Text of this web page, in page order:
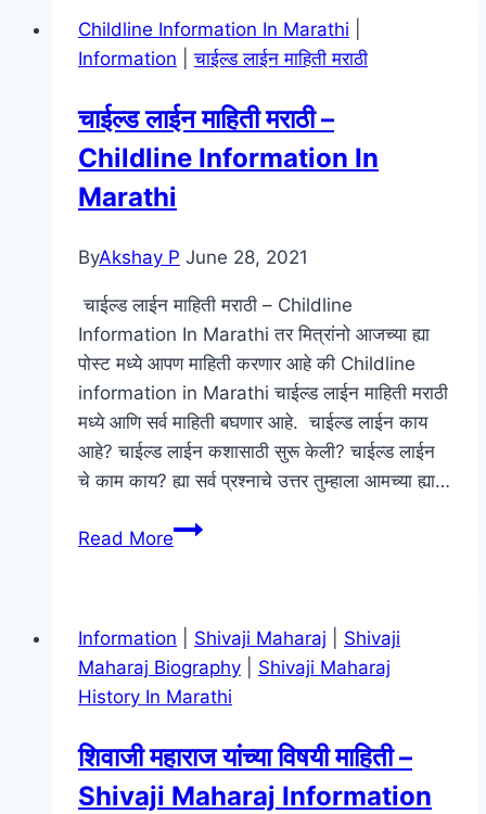
–
Tiger
In
Marathi
Childline Information In Marathi
Information |चाईल्ड लाईन माहिती मराठी
चाईल्ड लाईन माहिती मराठी –
Childline Information In
Marathi
ByAkshay P June 28, 2021
चाईल्ड लाईन माहिती मराठी – Childline
Information In Marathi तर मित्रांनो आजच्या ह्या
पोस्ट मध्ये आपण माहिती करणार आहे की Childline
information in Marathi चाईल्ड लाईन माहिती मराठी
मध्ये आणि सर्व माहिती बघणार आहे. चाईल्ड लाईन काय
आहे? चाईल्ड लाईन कशासाठी सुरू केली? चाईल्ड लाईन
चे काम काय? ह्या सर्व प्रश्नाचे उत्तर तुम्हाला आमच्या ह्या…
Read Moreचाईल्ड
–
Childline
Information
Marathi
Information Shivaji Maharaj
Shivaji
Maharaj Biography
Shivaji Maharaj
History In Marathi
शिवाजी महाराज यांच्या विषयी माहिती –
Shivaji Maharaj Information